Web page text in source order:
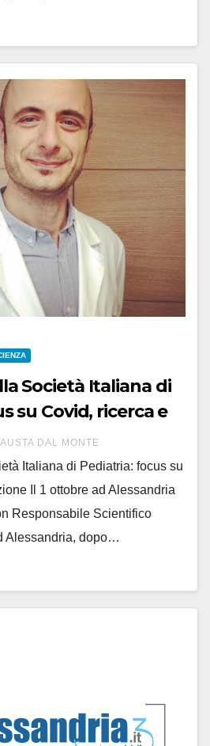
Società Italiana di
su Covid, ricerca e
DAL MONTE
Italiana di Pediatria: focus su
Il 1 ottobre ad Alessandria
Responsabile Scientifico
Alessandria, dopo…